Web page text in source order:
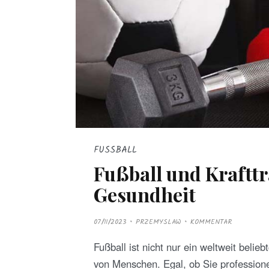
FUSSBALL
Fußball und
Gesundheit
P
O
T
E
O
07/11/2023 PRZEMYSLAW KOMMENTAR
Fußball ist nicht nur ein weltweit
von Menschen. Egal, ob Sie